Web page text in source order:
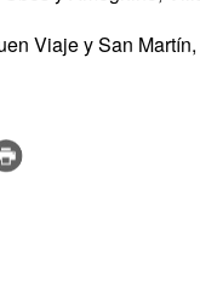
Viaje y San